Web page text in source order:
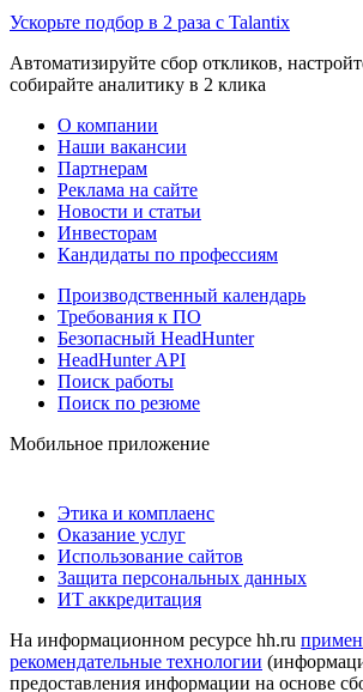
Ускорьте подбор в 2 раза с Talantix
Автоматизируйте сбор откликов,
собирайте аналитику в 2 клика
О компании
Наши вакансии
Партнерам
Реклама на сайте
Новости и статьи
Инвесторам
Кандидаты по профессиям
Производственный календарь
Требования к ПО
Безопасный HeadHunter
HeadHunter API
Поиск работы
Поиск по резюме
Мобильное приложение
Этика и комплаенс
Оказание услуг
Использование сайтов
Защита персональных данных
ИТ аккредитация
На информационном ресурсе hh.ru
рекомендательные технологии
предоставления информации на основе